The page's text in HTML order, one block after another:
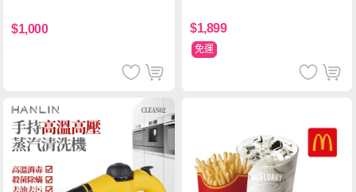
$1,000 $1,899
免運